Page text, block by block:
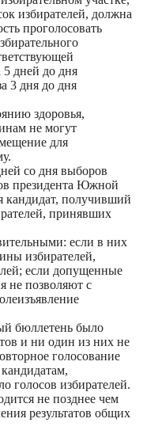
избирателей, должна
проголосовать
5 дней до дня
3 дня до дня
здоровья,
не могут
для
со дня выборов
президента Южной
кандидат, получивший
принявших
если в них
избирателей,
если допущенные
не позволяют с
бюллетень было
и ни один из них не
голосование
голосов избирателей.
не позднее чем
результатов общих